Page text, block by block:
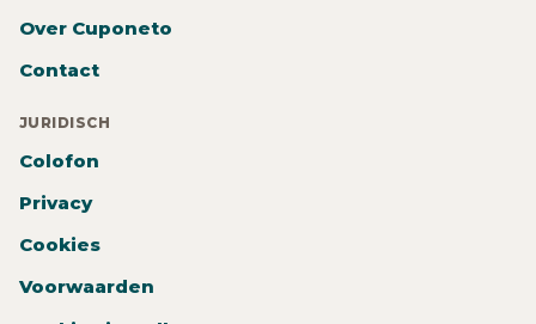
Over Cuponeto
Contact
JURIDISCH
Colofon
Privacy
Cookies
Voorwaarden